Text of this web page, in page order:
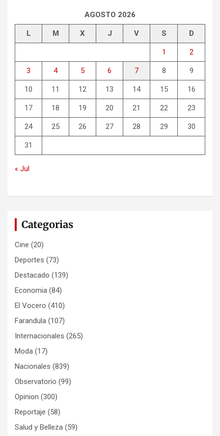
AGOSTO 2026
L M X J V S D
1 2
3 4 5 6 7 8 9
10 11 12 13 14 15 16
17 18 19 20 21 22 23
24 25 26 27 28 29 30
31
« Jul
Categorias
Cine (20)
Deportes (73)
Destacado (139)
Economia (84)
El Vocero (410)
Farandula (107)
Internacionales (265)
Moda (17)
Nacionales (839)
Observatorio (99)
Opinion (300)
Reportaje (58)
Salud y Belleza (59)